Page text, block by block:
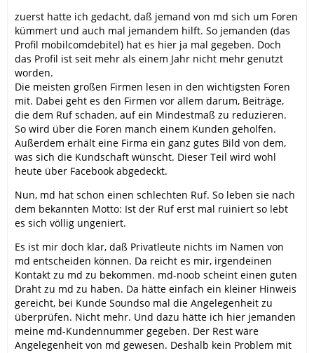
zuerst hatte ich gedacht, daß jemand von md sich um Foren
kümmert und auch mal jemandem hilft. So jemanden (das
Profil mobilcomdebitel) hat es hier ja mal gegeben. Doch
das Profil ist seit mehr als einem Jahr nicht mehr genutzt
worden.
Die meisten großen Firmen lesen in den wichtigsten Foren
mit. Dabei geht es den Firmen vor allem darum, Beiträge,
die dem Ruf schaden, auf ein Mindestmaß zu reduzieren.
So wird über die Foren manch einem Kunden geholfen.
Außerdem erhält eine Firma ein ganz gutes Bild von dem,
was sich die Kundschaft wünscht. Dieser Teil wird wohl
heute über Facebook abgedeckt.
Nun, md hat schon einen schlechten Ruf. So leben sie nach
dem bekannten Motto: Ist der Ruf erst mal ruiniert so lebt
es sich völlig ungeniert.
Es ist mir doch klar, daß Privatleute nichts im Namen von
md entscheiden können. Da reicht es mir, irgendeinen
Kontakt zu md zu bekommen. md-noob scheint einen guten
Draht zu md zu haben. Da hätte einfach ein kleiner Hinweis
gereicht, bei Kunde Soundso mal die Angelegenheit zu
überprüfen. Nicht mehr. Und dazu hätte ich hier jemanden
meine md-Kundennummer gegeben. Der Rest wäre
Angelegenheit von md gewesen. Deshalb kein Problem mit